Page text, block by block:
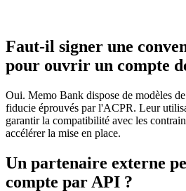
Faut-il signer une
pour ouvrir un compte
Oui. Memo Bank dispose de modèles
fiducie éprouvés par l'ACPR. Leur
garantir la compatibilité avec les
accélérer la mise en place.
Un partenaire externe
compte par API ?